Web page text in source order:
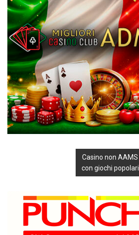
Casino non AAMS
con giochi popolari